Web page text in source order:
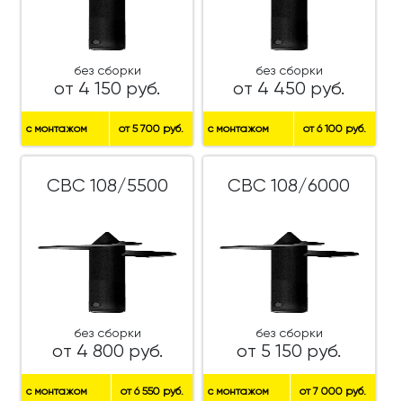
без сборки
от 4 150 руб.
с монтажом от 5 700 руб.
без сборки
от 4 450 руб.
с монтажом от 6 100 руб.
СВС 108/5500
без сборки
от 4 800 руб.
с монтажом от 6 550 руб.
СВС 108/6000
без сборки
от 5 150 руб.
с монтажом от 7 000 руб.